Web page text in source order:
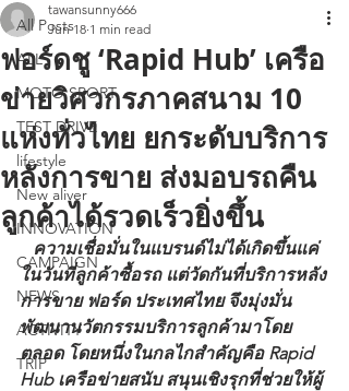
All Posts
ALL
MOTO SPORT
TEST DRIVE
lifestyle
New aliver
INNOVATION
CAMPAIGN
NEWS
ACTIVITY
TRIP
ฟอร์ดชู ‘Rapid Hub’ เครือ
ข่ายวิศวกรภาคสนาม 10
แห่งทั่วไทย ยกระดับบริการ
หลังการขาย ส่งมอบรถคืน
ลูกค้าได้รวดเร็วยิ่งขึ้น
tawansunny666
Jun 18 1 min read
ในวันที่ลูกค้าซื้อรถ แต่วัดกันที่บริการหลัง
การขาย ฟอร์ด ประเทศไทย จึงมุ่งมั่น
พัฒนานวัตกรรมบริการลูกค้ามาโดย
ตลอด โดยหนึ่งในกลไกสำคัญคือ Rapid
Hub เครือข่ายสนับ สนุนเชิงรุกที่ช่วยให้ผู้